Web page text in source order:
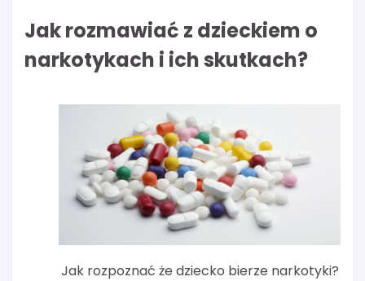
Jak rozmawiać z dzieckiem o
narkotykach i ich skutkach?
Jak rozpoznać że dziecko bierze narkotyki?